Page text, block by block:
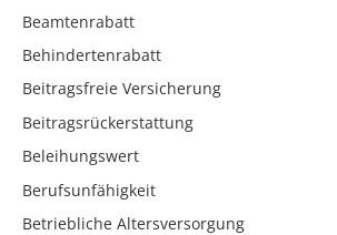
Beamtenrabatt
Behindertenrabatt
Beitragsfreie Versicherung
Beitragsrückerstattung
Beleihungswert
Berufsunfähigkeit
Betriebliche Altersversorgung